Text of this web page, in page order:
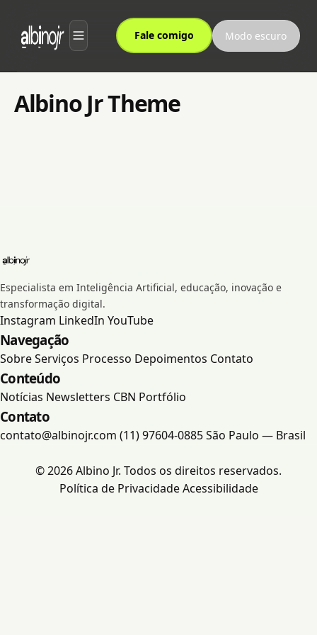
Fale comigo Modo escuro
CBN
Portfólio
Contato
Albino Jr Theme
Especialista em Inteligência Artificial, educação, inovação e
transformação digital.
Instagram LinkedIn YouTube
Navegação
SobreServiços Processo Depoimentos Contato
Conteúdo
Notícias Newsletters CBN Portfólio
Contato
contato@albinojr.com (11) 97604-0885São Paulo — Brasil
© 2026 Albino Jr. Todos os direitos reservados.
Política de Privacidade Acessibilidade